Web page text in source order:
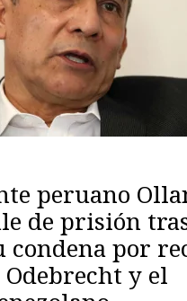
peruano
de prisión
condena por
y el